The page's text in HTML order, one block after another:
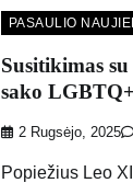
PASAULIO
Susitikimas
sako
2 Rugsėjo, 2025
Popiežius Leo